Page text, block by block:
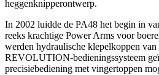
heggenknipperontwerp.
In 2002 luidde de PA48 het begin in
reeks krachtige Power Arms voor
werden hydraulische klepelkoppen van
REVOLUTION-bedieningssysteem
precisiebediening met vingertoppen